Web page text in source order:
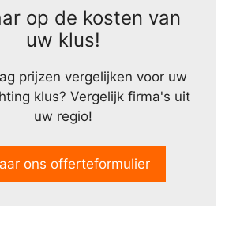
op de kosten van
uw klus!
prijzen vergelijken voor uw
klus? Vergelijk firma's uit
uw regio!
ons offerteformulier